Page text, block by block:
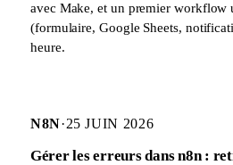
avec Make, et un premier workflow
(formulaire, Google Sheets,
heure.
N8N·25 JUIN 2026
Gérer les erreurs dans n8n :